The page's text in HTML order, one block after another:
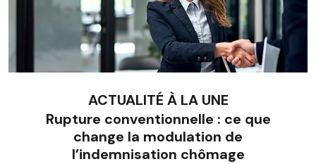
ACTUALITÉ À LA UNE
Rupture conventionnelle : ce que
change la modulation de
l’indemnisation chômage